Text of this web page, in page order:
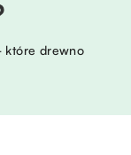
które drewno